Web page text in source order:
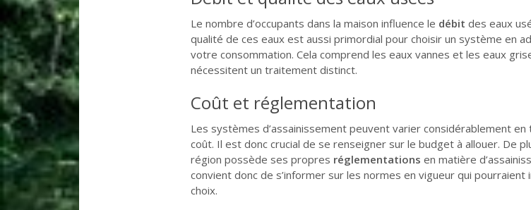
Le nombre d’occupants dans la maison influence le débit des eaux
qualité de ces eaux est aussi primordial pour choisir un système en
votre consommation. Cela comprend les eaux vannes et les eaux
nécessitent un traitement distinct.
Coût et réglementation
Les systèmes d’assainissement peuvent varier considérablement
coût. Il est donc crucial de se renseigner sur le budget à allouer. De
région possède ses propres réglementations en matière
convient donc de s’informer sur les normes en vigueur qui
choix.